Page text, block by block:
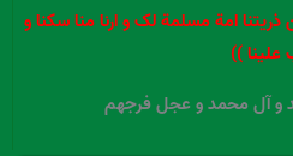
امة مسلمة لک و ارنا منا سکنا و
علینا ))
و آل محمد و عجل فرجهم